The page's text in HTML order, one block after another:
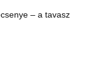
– a tavasz